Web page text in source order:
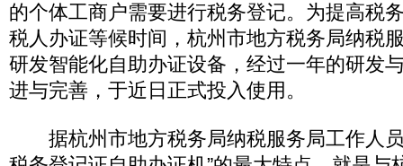
的个体工商户需要进行税务登记。为提高税
税人办证等候时间，杭州市地方税务局纳税
研发智能化自助办证设备，经过一年的研发
进与完善，于近日正式投入使用。
据杭州市地方税务局纳税服务局工作人员